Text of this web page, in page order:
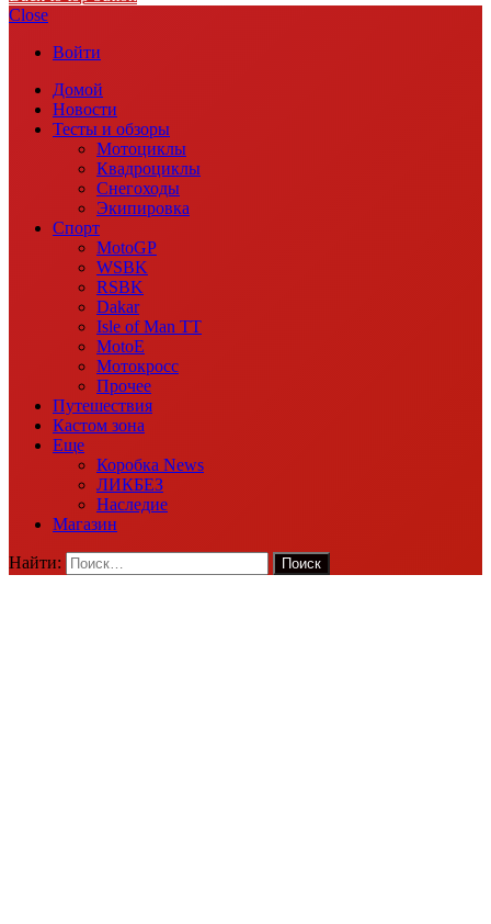
Close
Войти
Домой
Новости
Тесты и обзоры
Мотоциклы
Квадроциклы
Снегоходы
Экипировка
Спорт
MotoGP
WSBK
RSBK
Dakar
Isle of Man TT
MotoE
Мотокросс
Прочее
Путешествия
Кастом зона
Еще
Коробка News
ЛИКБЕЗ
Наследие
Магазин
Найти: